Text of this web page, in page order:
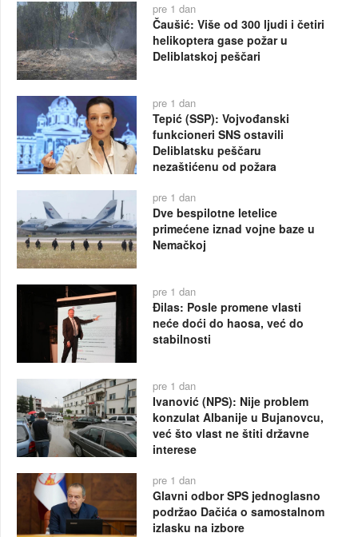
pre 1 dan
Čaušić: Više od 300 ljudi i četiri
helikoptera gase požar u
Deliblatskoj peščari
pre 1 dan
Tepić (SSP): Vojvođanski
funkcioneri SNS ostavili
Deliblatsku peščaru
nezaštićenu od požara
pre 1 dan
Dve bespilotne letelice
primećene iznad vojne baze u
Nemačkoj
pre 1 dan
Đilas: Posle promene vlasti
neće doći do haosa, već do
stabilnosti
pre 1 dan
Ivanović (NPS): Nije problem
konzulat Albanije u Bujanovcu,
već što vlast ne štiti državne
interese
pre 1 dan
Glavni odbor SPS jednoglasno
podržao Dačića o samostalnom
izlasku na izbore